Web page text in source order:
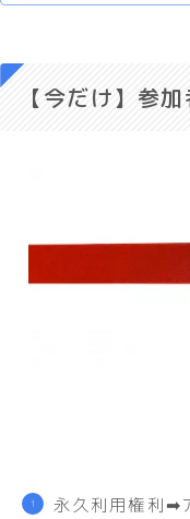
【今だけ】参
永久利用権利➡︎